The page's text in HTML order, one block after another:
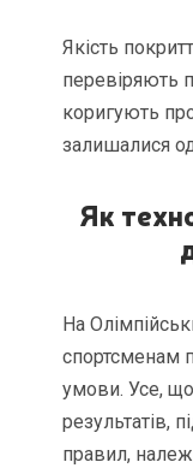
Якість
перевіряють
коригують
залишалися
Як
На
спортсменам
умови. Усе,
результатів,
правил,